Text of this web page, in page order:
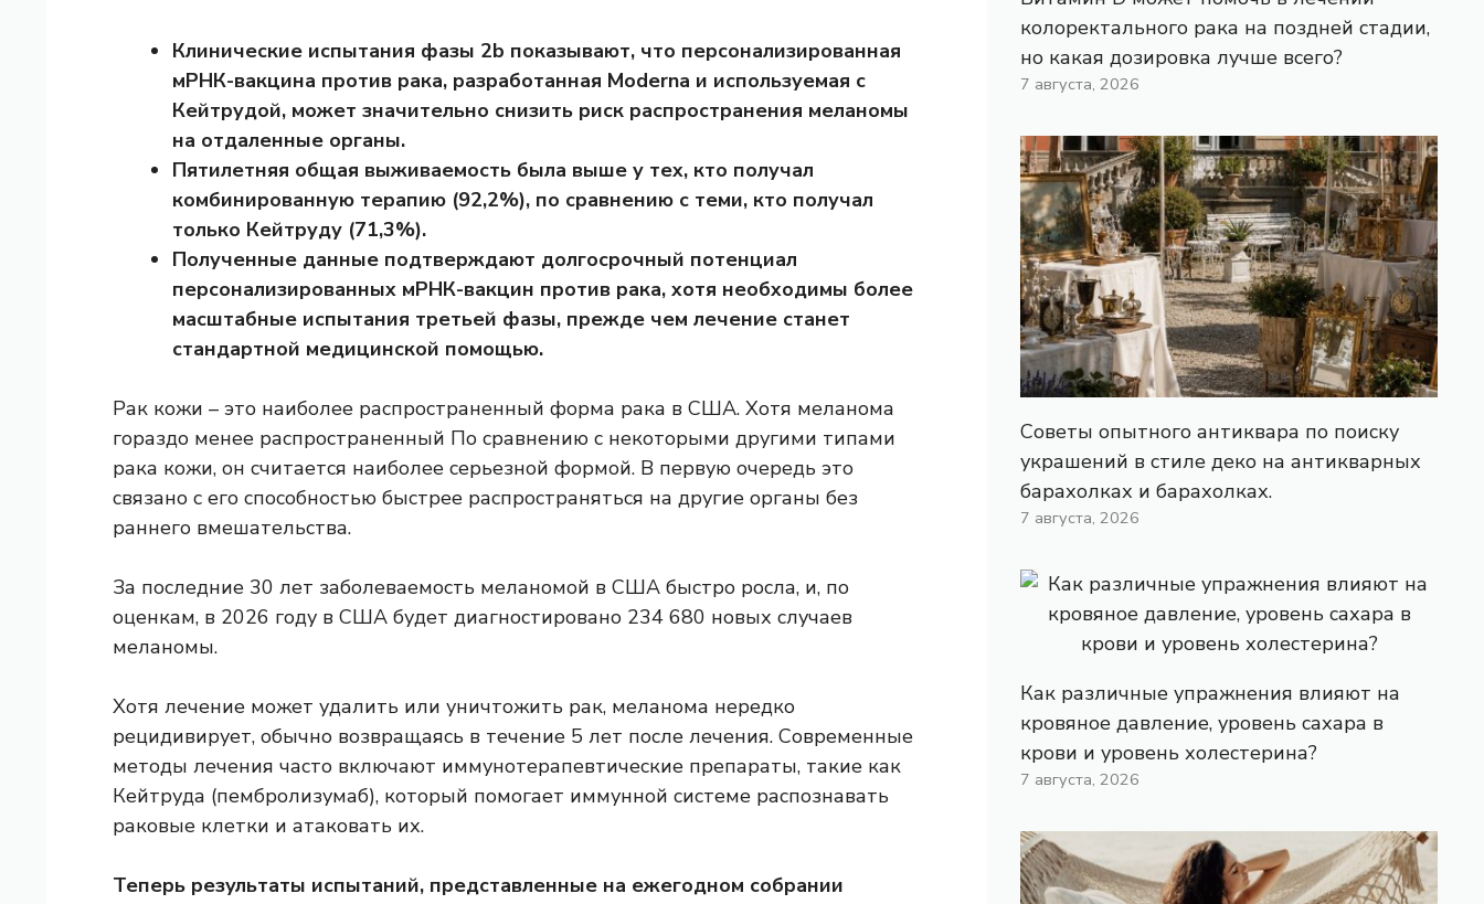
Клинические испытания фазы 2b показывают, что персонализированная
мРНК-вакцина против рака, разработанная Moderna и используемая с
Кейтрудой, может значительно снизить риск распространения меланомы
на отдаленные органы.
Пятилетняя общая выживаемость была выше у тех, кто получал
комбинированную терапию (92,2%), по сравнению с теми, кто получал
только Кейтруду (71,3%).
Полученные данные подтверждают долгосрочный потенциал
персонализированных мРНК-вакцин против рака, хотя необходимы более
масштабные испытания третьей фазы, прежде чем лечение станет
стандартной медицинской помощью.
Рак кожи – это наиболее распространенный форма рака в США. Хотя меланома
гораздо менее распространенный По сравнению с некоторыми другими типами
рака кожи, он считается наиболее серьезной формой. В первую очередь это
связано с его способностью быстрее распространяться на другие органы без
раннего вмешательства.
За последние 30 лет заболеваемость меланомой в США быстро росла, и, по
оценкам, в 2026 году в США будет диагностировано 234 680 новых случаев
меланомы.
Хотя лечение может удалить или уничтожить рак, меланома нередко
рецидивирует, обычно возвращаясь в течение 5 лет после лечения. Современные
методы лечения часто включают иммунотерапевтические препараты, такие как
Кейтруда (пембролизумаб), который помогает иммунной системе распознавать
раковые клетки и атаковать их.
Теперь результаты испытаний, представленные на ежегодном собрании
колоректального рака на поздней стадии,
но какая дозировка лучше всего?
7 августа, 2026
Советы опытного антиквара по поиску
украшений в стиле деко на антикварных
барахолках и барахолках.
7 августа, 2026
Как различные упражнения влияют на
кровяное давление, уровень сахара в
крови и уровень холестерина?
7 августа, 2026